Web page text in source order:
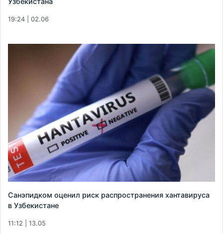
19:24 | 02.06
Санэпидком оценил риск распространения хантавируса
в Узбекистане
11:12 | 13.05